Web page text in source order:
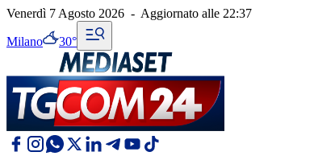
Venerdì 7 Agosto 2026 - Aggiornato alle 22:37
Milano 30°